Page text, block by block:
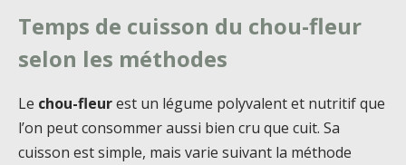
Temps de cuisson du chou-fleur
selon les méthodes
Le chou-fleurest un légume polyvalent et nutritif que
l’on peut consommer aussi bien cru que cuit. Sa
cuisson est simple, mais varie suivant la méthode